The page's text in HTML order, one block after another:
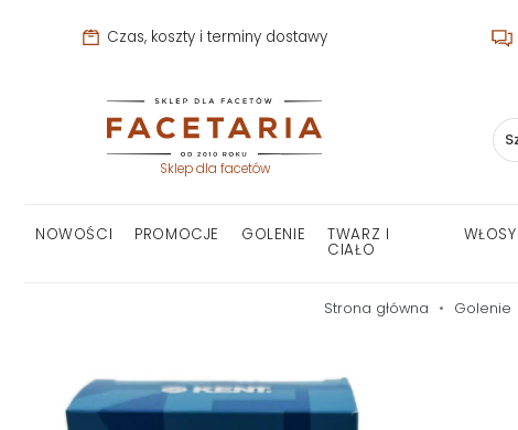
Czas, koszty i terminy dostawy
Sklep dla facetów
NOWOŚCI PROMOCJE GOLENIE TWARZ I
CIAŁO
WŁOSY
Strona główna Golenie